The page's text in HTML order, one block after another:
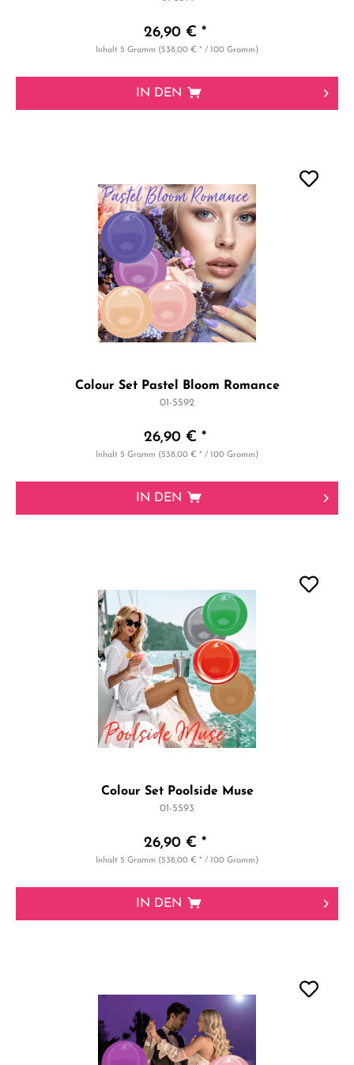
26,90 € *
Inhalt 5 Gramm (538,00 € * / 100 Gramm)
IN DEN
Colour Set Pastel Bloom Romance
01-5592
26,90 € *
Inhalt 5 Gramm (538,00 € * / 100 Gramm)
IN DEN
Colour Set Poolside Muse
01-5593
26,90 € *
Inhalt 5 Gramm (538,00 € * / 100 Gramm)
IN DEN